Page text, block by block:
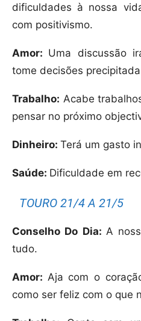
dificuldades à nossa
com positivismo.
Amor: Uma discussão
tome decisões
Trabalho: Acabe
pensar no próximo
Dinheiro: Terá um gasto
Saúde: Dificuldade em
TOURO 21/4 A 21/5
Conselho Do Dia: A
tudo.
Amor: Aja com o
como ser feliz com o que